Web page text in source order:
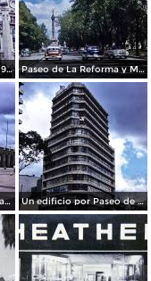
Iglesia de la profesa (c. 1950) Paseo de La Reforma y Mto a La Independencia 1950
El atrio de la Villa de Guadalupe 1950. Un edificio por Paseo de La Reforma 1950